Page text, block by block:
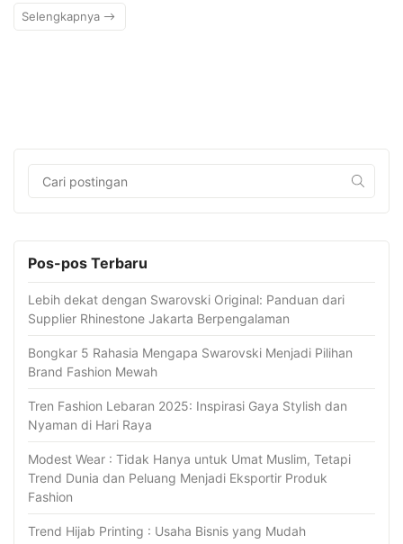
Selengkapnya
Pos-pos Terbaru
Lebih dekat dengan Swarovski Original: Panduan dari
Supplier Rhinestone Jakarta Berpengalaman
Bongkar 5 Rahasia Mengapa Swarovski Menjadi Pilihan
Brand Fashion Mewah
Tren Fashion Lebaran 2025: Inspirasi Gaya Stylish dan
Nyaman di Hari Raya
Modest Wear : Tidak Hanya untuk Umat Muslim, Tetapi
Trend Dunia dan Peluang Menjadi Eksportir Produk
Fashion
Trend Hijab Printing : Usaha Bisnis yang Mudah